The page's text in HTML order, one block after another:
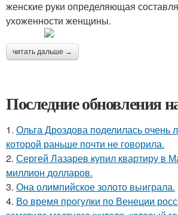
женские руки определяющая
ухоженности женщины.
читать дальше →
Последние обновления
1. Ольга Дроздова поделилась очень
которой раньше почти не говорила.
2. Сергей Лазарев купил квартиру в
миллион долларов.
3. Она олимпийское золото выиграла.
4. Во время прогулки по Венеции